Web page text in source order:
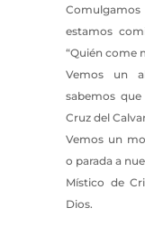
estamos
“Quién come
Vemos un
sabemos
Cruz del
Vemos un
o parada a
Místico de
Dios.